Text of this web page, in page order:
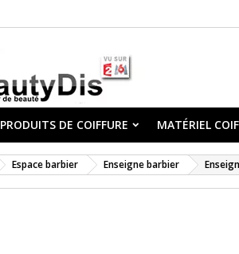
PRODUITS DE COIFFURE MATÉRIEL
Espace barbier Enseigne barbier